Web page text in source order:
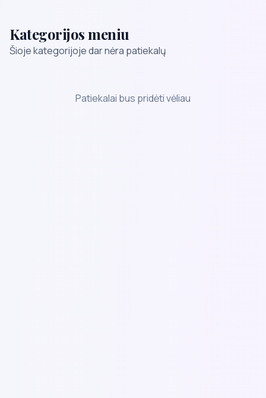
Kategorijos meniu
Šioje kategorijoje dar nėra patiekalų
Patiekalai bus pridėti vėliau